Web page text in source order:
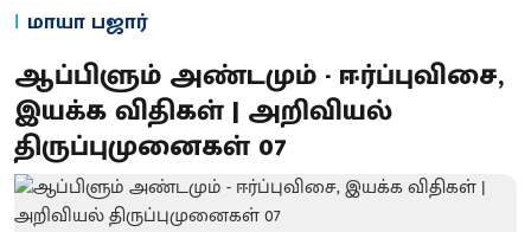
மாயா பஜார்
ஆப்பிளும் அண்டமும் - ஈர்ப்புவிசை,
இயக்க விதிகள் | அறிவியல்
திருப்புமுனைகள் 07